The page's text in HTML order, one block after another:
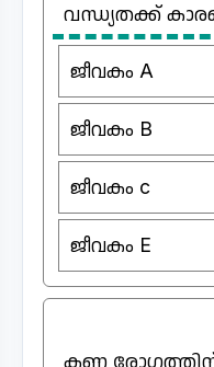
വന്ധ്യതക്ക്
ജീവകം A
ജീവകം B
ജീവകം c
ജീവകം E
കണ രോഗത്തിന്